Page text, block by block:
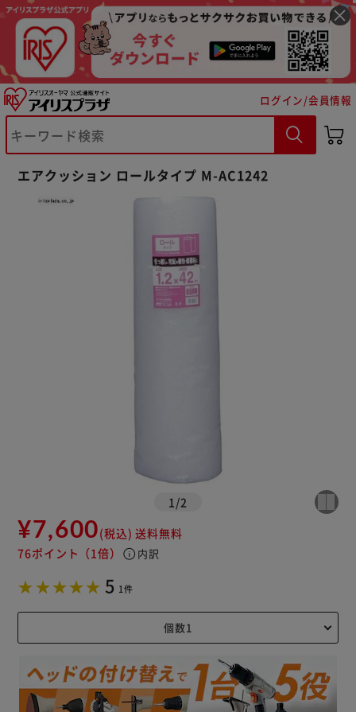
ログイン/会員情報
エアクッション ロールタイプ M-AC1242
1 /2
¥7,600(税込) 送料無料
76ポイント （1倍） info 内訳
5 1件
※ご確認ください